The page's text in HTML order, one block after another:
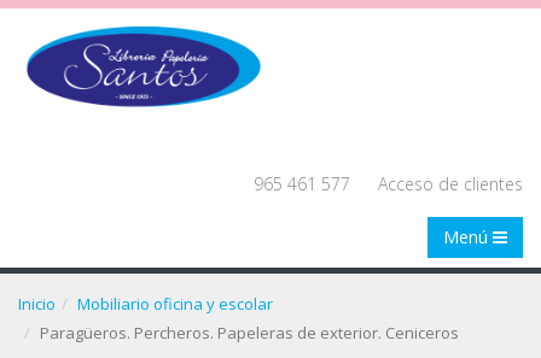
965 461 577 Acceso de clientes
Menú
Inicio
Mobiliario oficina y escolar
Paragüeros. Percheros. Papeleras de exterior. Ceniceros